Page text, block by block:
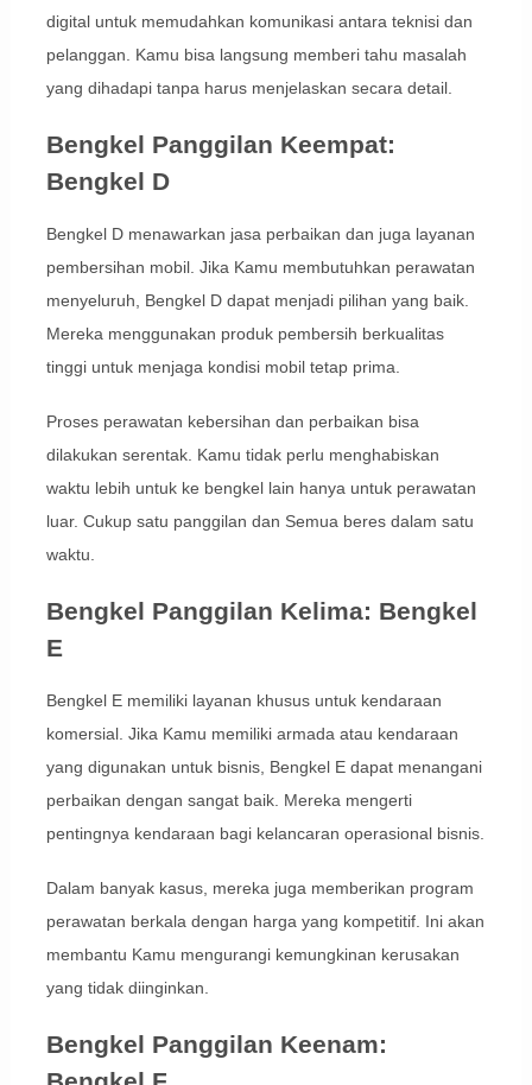
digital untuk memudahkan komunikasi antara teknisi dan
pelanggan. Kamu bisa langsung memberi tahu masalah
yang dihadapi tanpa harus menjelaskan secara detail.
Bengkel Panggilan Keempat:
Bengkel D
Bengkel D menawarkan jasa perbaikan dan juga layanan
pembersihan mobil. Jika Kamu membutuhkan perawatan
menyeluruh, Bengkel D dapat menjadi pilihan yang baik.
Mereka menggunakan produk pembersih berkualitas
tinggi untuk menjaga kondisi mobil tetap prima.
Proses perawatan kebersihan dan perbaikan bisa
dilakukan serentak. Kamu tidak perlu menghabiskan
waktu lebih untuk ke bengkel lain hanya untuk perawatan
luar. Cukup satu panggilan dan Semua beres dalam satu
waktu.
Bengkel Panggilan Kelima: Bengkel
E
Bengkel E memiliki layanan khusus untuk kendaraan
komersial. Jika Kamu memiliki armada atau kendaraan
yang digunakan untuk bisnis, Bengkel E dapat menangani
perbaikan dengan sangat baik. Mereka mengerti
pentingnya kendaraan bagi kelancaran operasional bisnis.
Dalam banyak kasus, mereka juga memberikan program
perawatan berkala dengan harga yang kompetitif. Ini akan
membantu Kamu mengurangi kemungkinan kerusakan
yang tidak diinginkan.
Bengkel Panggilan Keenam: